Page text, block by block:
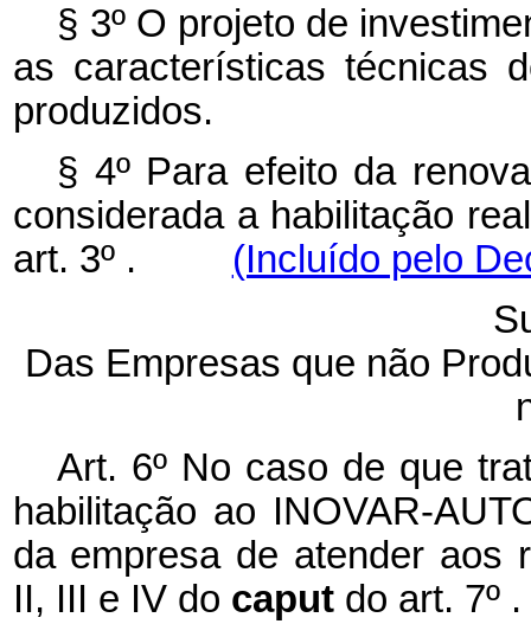
§ 3º O projeto de
as características técnicas
produzidos.
§ 4º Para efeito da
considerada a habilitação
art. 3º . (Incluído pelo
Das Empresas que não
Art. 6º No caso de que
habilitação ao INOVAR-
da empresa de atender aos
II, III e IV do caput do art. 7º .